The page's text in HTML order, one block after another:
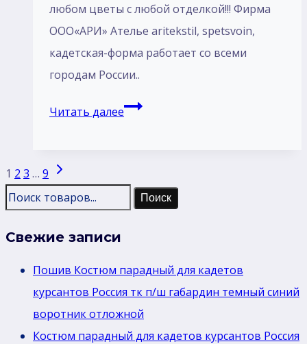
любом цветы с любой отделкой!!! Фирма
ООО«АРИ» Ателье aritekstil, spetsvoin,
кадетская-форма работает со всеми
городам России..
Читать далееКостюм
курсантов
Навигация
по
страницам
1 2 3 … 9 Следующая
страница
Поиск
Свежие записи
Пошив Костюм парадный для кадетов
курсантов Россия тк п/ш габардин темный синий
воротник отложной
Костюм парадный для кадетов курсантов Россия